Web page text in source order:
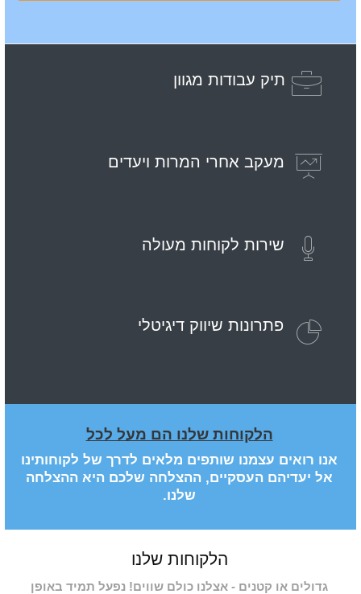
תיק עבודות מגוון
מעקב אחרי המרות ויעדים
שירות לקוחות מעולה
פתרונות שיווק דיגיטלי
הלקוחות שלנו הם מעל לכל
אנו רואים עצמנו שותפים מלאים לדרך של לקוחותינו
אל יעדיהם העסקיים, ההצלחה שלכם היא ההצלחה
שלנו.
הלקוחות שלנו
גדולים או קטנים - אצלנו כולם שווים! נפעל תמיד באופן